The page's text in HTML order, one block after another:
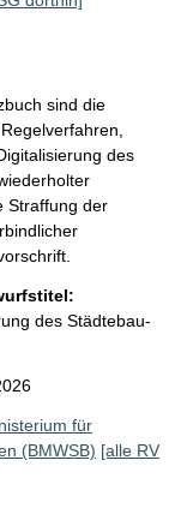
sind die
des
Straffung der
des Städtebau-
für
(BMWSB) [alle RV